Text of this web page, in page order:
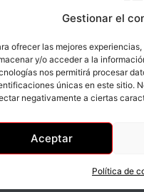
Gestionar el
ofrecer las mejores
y/o acceder a la
nos permitirá procesar
únicas en este sitio.
negativamente a ciertas
Aceptar
Política de
del mecanismo de